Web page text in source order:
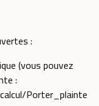
:
(vous pouvez
:
Porter_plainte